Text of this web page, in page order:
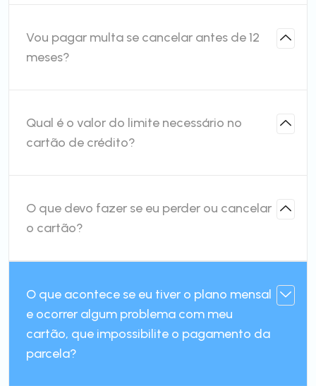
Vou pagar multa se cancelar antes de 12
meses?
Qual é o valor do limite necessário no
cartão de crédito?
O que devo fazer se eu perder ou cancelar
o cartão?
O que acontece se eu tiver o plano mensal
e ocorrer algum problema com meu
cartão, que impossibilite o pagamento da
parcela?